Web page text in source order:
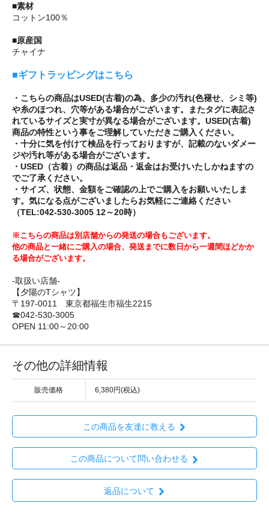
■素材
コットン100％
■原産国
チャイナ
■ギフトラッピングはこちら
・こちらの商品はUSED(古着)の為、多少の汚れ(色褪せ、シミ等)
や糸のほつれ、穴等がある場合がございます。またタグに表記さ
れているサイズと実寸が異なる場合がございます。USED(古着)
商品の特性という事をご理解していただきご購入ください。
・十分に気を付けて検品を行っておりますが、記載のないダメー
ジや汚れ等がある場合がございます。
・USED（古着）の商品は返品・返金はお受けいたしかねますの
でご了承ください。
・サイズ、状態、金額をご確認の上でご購入をお願いいたしま
す。気になる点がございましたらお気軽にご連絡ください
（TEL:042-530-3005 12～20時）
※こちらの商品は別店舗からの発送の場合もございます。
他の商品と一緒にご購入の場合、発送までに数日から一週間ほどかか
る場合がございます。
-取扱い店舗-
【夕陽のTシャツ】
〒197-0011 東京都福生市福生2215
☎042-530-3005
OPEN 11:00～20:00
その他の詳細情報
販売価格 6,380円(税込)
この商品を友達に教える
この商品について問い合わせる
返品について